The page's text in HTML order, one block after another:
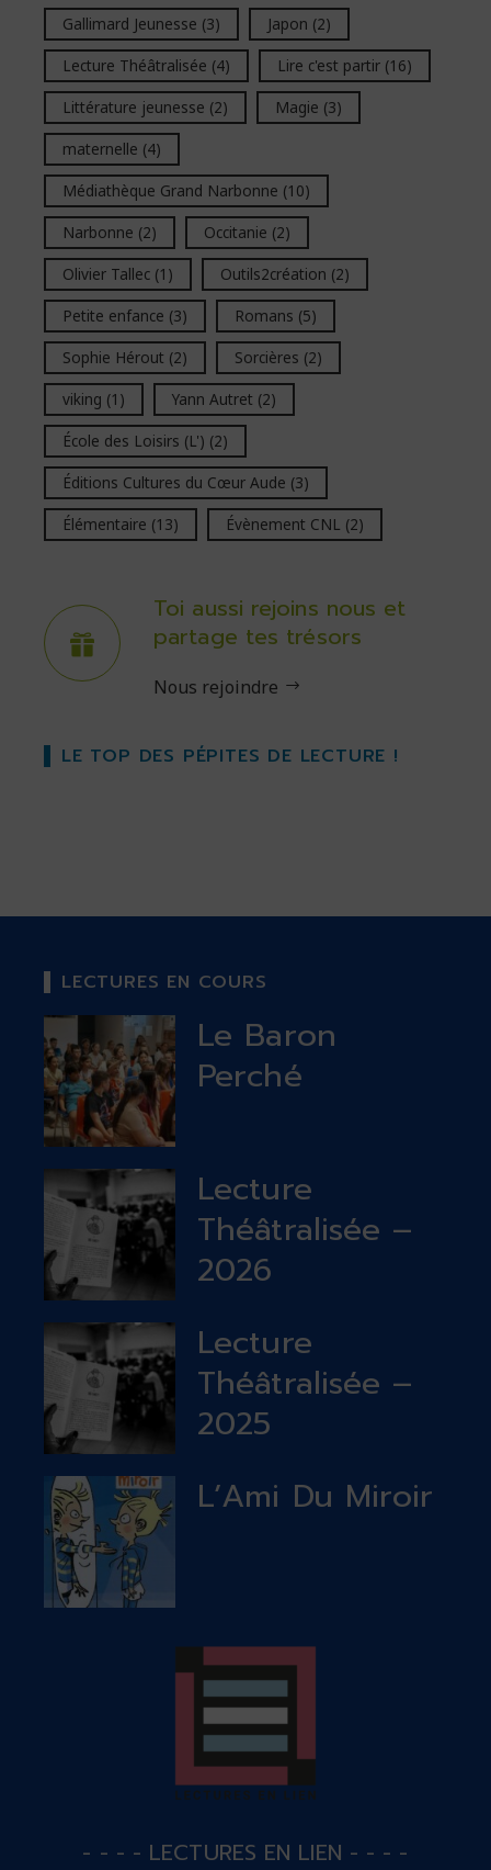
Gallimard Jeunesse (3) Japon (2)
Lecture Théâtralisée (4) Lire c'est partir (16)
Littérature jeunesse (2) Magie (3)
maternelle (4)
Médiathèque Grand Narbonne (10)
Narbonne (2) Occitanie (2)
Olivier Tallec (1) Outils2création (2)
Petite enfance (3) Romans (5)
Sophie Hérout (2) Sorcières (2)
viking (1) Yann Autret (2)
École des Loisirs (L') (2)
Éditions Cultures du Cœur Aude (3)
Élémentaire (13) Évènement CNL (2)
Toi aussi rejoins nous et
partage tes trésors
Nous rejoindre
LE TOP DES PÉPITES DE LECTURE !
LECTURES EN COURS
Le Baron
Perché
Lecture
Théâtralisée –
2026
Lecture
Théâtralisée –
2025
L’Ami Du Miroir
- - - - LECTURES EN LIEN - - - -